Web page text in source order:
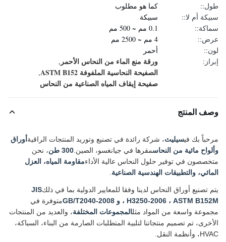
طول::
كما هو مطلوب
سبيكة أم لا::
سبيكة
سماكة::
0.1 مم ~ 500 مم
عرض::
4 مم ~ 2500 مم
لون::
أحمر
إبراز:
ورقة منع الماء من النحاس الأحمر ,
الصفيحة النحاسية الملفوفة ASTM B152 ,
صفيحة إيقاف المياه الصناعية من النحاس
وصف المنتج
مرحباً بك فيسيليث، شركة رائدة في تصنيع وتوريد المنتجات الراقية أوراق
وألواح مائية من النحاسمقرها في جيانغسو، الصين. 300 طن
، نحن
متخصصون في توفير حلول النحاس عالية الأداءمقاومة المياه، العزل
المائي، والتطبيقات الهندسية الصناعية
يتم تصنيع أوراق النحاس لدينا وفقا للمعايير الدولية بما في ذلكJIS
H3250-2006 ، ASTM B152M ، و GB/T2040-2008
متوفرة في
مجموعة واسعة من المواد مثلالمجموعات المختلفة، والعديد من المنتجات
الأخرى، تم تصميم منتجاتنا لتلبية المتطلبات الصارمة من البناء، السباكة،
HVAC، وأنظمة النقل.